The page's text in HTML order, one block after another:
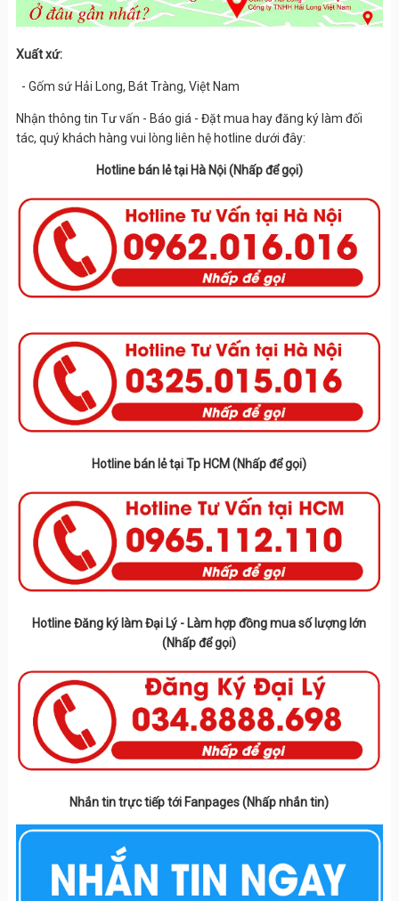
Xuất xứ:
- Gốm sứ Hải Long, Bát Tràng, Việt Nam
Nhận thông tin Tư vấn - Báo giá - Đặt mua hay đăng ký làm đối
tác, quý khách hàng vui lòng liên hệ hotline dưới đây:
Hotline bán lẻ tại Hà Nội (Nhấp để gọi)
Hotline bán lẻ tại Tp HCM (Nhấp để gọi)
Hotline Đăng ký làm Đại Lý - Làm hợp đồng mua số lượng lớn
(Nhấp để gọi)
Nhắn tin trực tiếp tới Fanpages (Nhấp nhắn tin)